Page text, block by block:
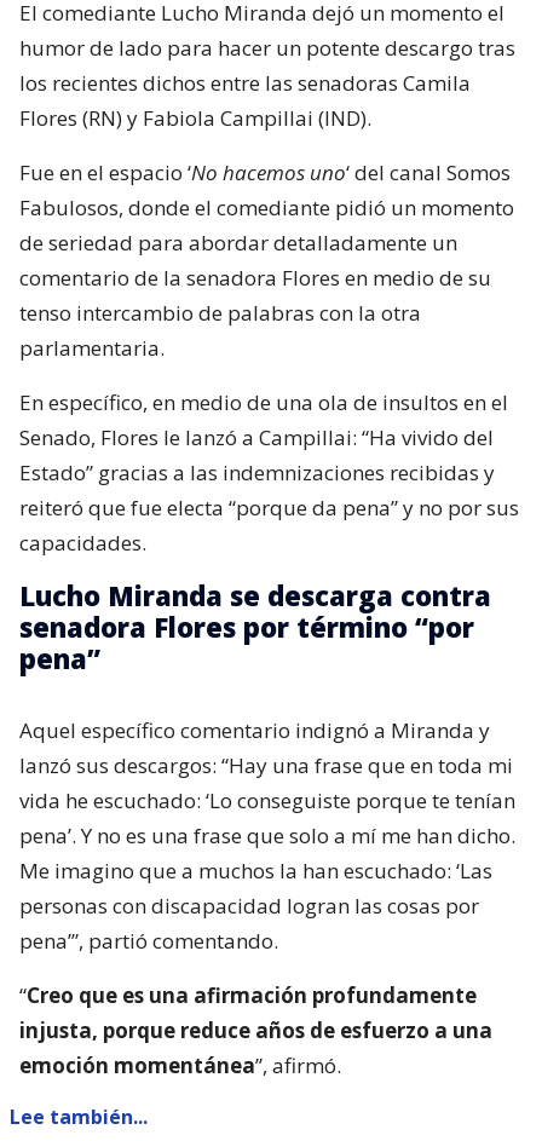
El comediante Lucho Miranda dejó un momento el
humor de lado para hacer un potente descargo tras
los recientes dichos entre las senadoras Camila
Flores (RN) y Fabiola Campillai (IND).
Fue en el espacio ‘No hacemos uno‘ del canal Somos
Fabulosos, donde el comediante pidió un momento
de seriedad para abordar detalladamente un
comentario de la senadora Flores en medio de su
tenso intercambio de palabras con la otra
parlamentaria.
En específico, en medio de una ola de insultos en el
Senado, Flores le lanzó a Campillai: “Ha vivido del
Estado” gracias a las indemnizaciones recibidas y
reiteró que fue electa “porque da pena” y no por sus
capacidades.
Lucho Miranda se descarga contra
senadora Flores por término “por
pena”
Aquel específico comentario indignó a Miranda y
lanzó sus descargos: “Hay una frase que en toda mi
vida he escuchado: ‘Lo conseguiste porque te tenían
pena’. Y no es una frase que solo a mí me han dicho.
Me imagino que a muchos la han escuchado: ‘Las
personas con discapacidad logran las cosas por
pena’”, partió comentando.
“Creo que es una afirmación profundamente
injusta, porque reduce años de esfuerzo a una
emoción momentánea”, afirmó.
Lee también...